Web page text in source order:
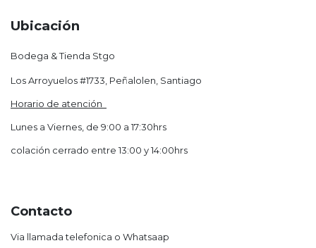
Ubicación
Bodega & Tienda Stgo
Los Arroyuelos #1733, Peñalolen, Santiago
Horario de atención
Lunes a Viernes, de 9:00 a 17:30hrs
colación cerrado entre 13:00 y 14:00hrs
Contacto
Via llamada telefonica o Whatsaap